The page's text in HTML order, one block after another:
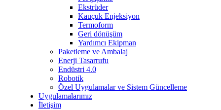
Ekstrüder
Kauçuk Enjeksiyon
Termoform
Geri dönüşüm
Yardımcı Ekipman
Paketleme ve Ambalaj
Enerji Tasarrufu
Endüstri 4.0
Robotik
Özel Uygulamalar ve Sistem Güncelleme
Uygulamalarımız
İletişim